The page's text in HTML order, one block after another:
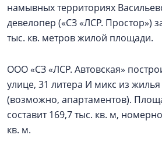
намывных территориях
девелопер («СЗ «ЛСР. Простор»)
тыс. кв. метров жилой площади.
ООО «СЗ «ЛСР. Автовская»
улице, 31 литера И микс из
(возможно, апартаментов).
составит 169,7 тыс. кв. м,
кв. м.